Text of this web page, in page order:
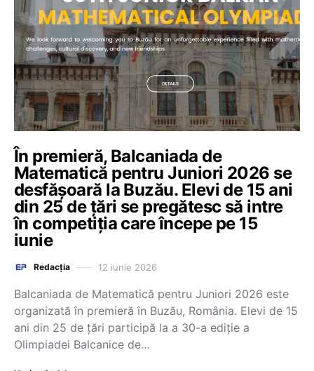
În premieră, Balcaniada de
Matematică pentru Juniori 2026 se
desfășoară la Buzău. Elevi de 15 ani
din 25 de țări se pregătesc să intre
în competiția care începe pe 15
iunie
Redacția 12 iunie 2026
Balcaniada de Matematică pentru Juniori 2026 este
organizată în premieră în Buzău, România. Elevi de 15
ani din 25 de țări participă la a 30-a ediție a
Olimpiadei Balcanice de…